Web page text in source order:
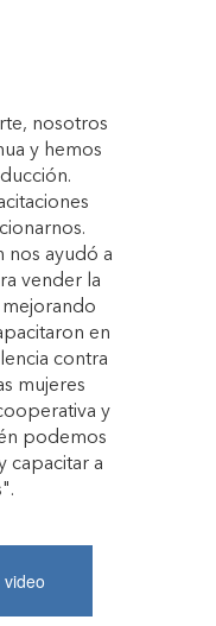
nosotros
y hemos
nos ayudó a
vender la
mejorando
en
contra
mujeres
y
podemos
capacitar a